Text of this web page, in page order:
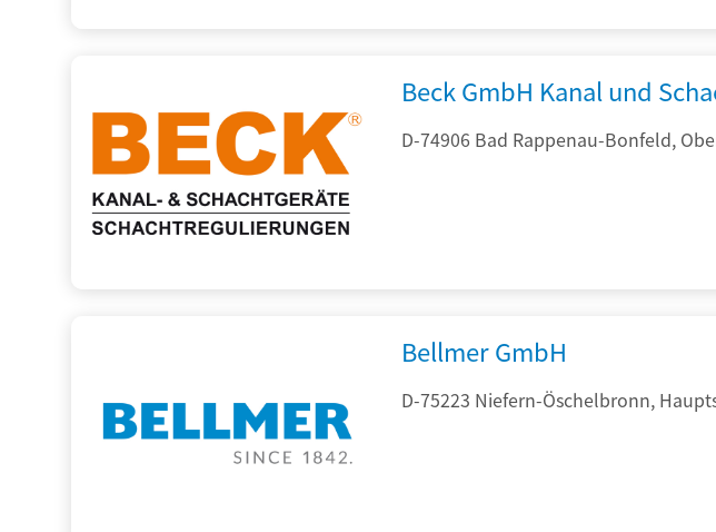
Beck GmbH Kanal und
D-74906 Bad Rappenau-Bonfeld,
Bellmer GmbH
D-75223 Niefern-Öschelbronn,